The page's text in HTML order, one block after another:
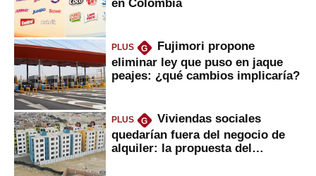
en Colombia
PLUS G
Fujimori propone
eliminar ley que puso en jaque
peajes: ¿qué cambios implicaría?
PLUS G
Viviendas sociales
quedarían fuera del negocio de
alquiler: la propuesta del